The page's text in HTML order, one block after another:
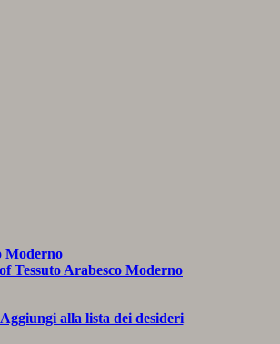
Aggiungi alla lista dei desideri